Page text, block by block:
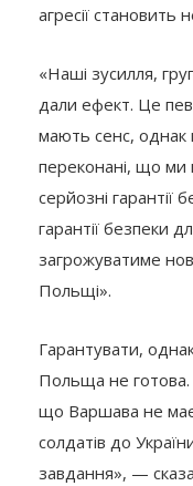
агресії становить
«Наші зусилля,
дали ефект. Це
мають сенс, однак
переконані, що ми
серйозні гарантії
гарантії безпеки
загрожуватиме
Польщі».
Гарантувати,
Польща не готова.
що Варшава не має
солдатів до
завдання», —